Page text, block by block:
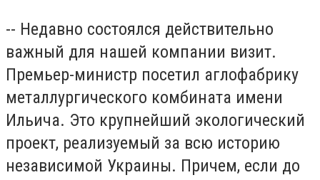
-- Недавно состоялся действительно
важный для нашей компании визит.
Премьер-министр посетил аглофабрику
металлургического комбината имени
Ильича. Это крупнейший экологический
проект, реализуемый за всю историю
независимой Украины. Причем, если до